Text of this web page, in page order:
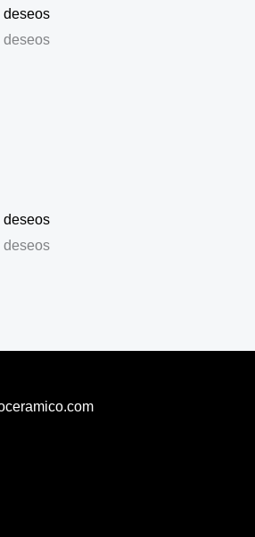
deseos
deseos
deseos
deseos